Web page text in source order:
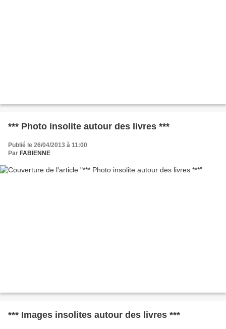
*** Photo insolite autour des livres ***
Publié le 26/04/2013 à 11:00
Par FABIENNE
*** Images insolites autour des livres ***